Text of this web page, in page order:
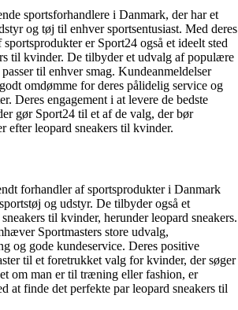
sportsforhandlere i Danmark, der har et
og tøj til enhver sportsentusiast. Med deres
er Sport24 også et ideelt sted
til kvinder. De tilbyder et udvalg af populære
til enhver smag. Kundeanmeldelser
omdømme for deres pålidelig service og
Deres engagement i at levere de bedste
gør Sport24 til et af de valg, der bør
efter leopard sneakers til kvinder.
forhandler af sportsprodukter i Danmark
og udstyr. De tilbyder også et
til kvinder, herunder leopard sneakers.
Sportmasters store udvalg,
og gode kundeservice. Deres positive
til et foretrukket valg for kvinder, der søger
om man er til træning eller fashion, er
at finde det perfekte par leopard sneakers til